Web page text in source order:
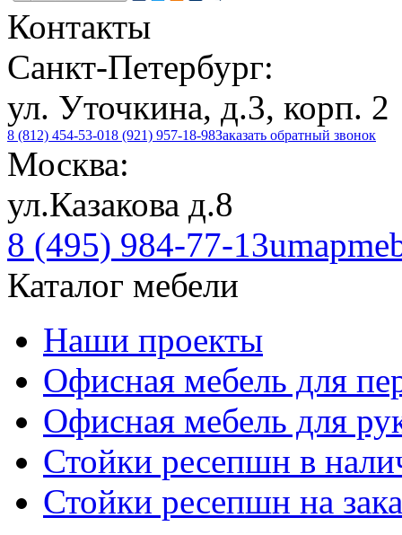
Контакты
Санкт-Петербург:
ул. Уточкина, д.3, корп. 2
8 (812) 454-53-018 (921) 957-18-98Заказать обратный звонок
Москва:
ул.Казакова д.8
8 (495) 984-77-13
Каталог мебели
Наши проекты
Офисная мебель для
Офисная мебель для
Стойки ресепшн в
Стойки ресепшн на